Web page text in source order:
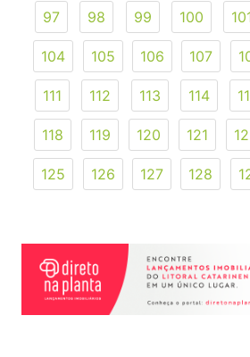
97 98 99 100
104 105 106 107
111 112 113 114
118 119 120 121
125 126 127 128